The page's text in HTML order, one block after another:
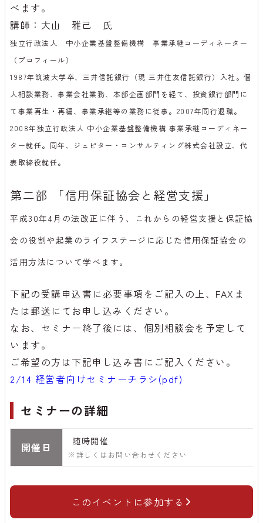
べます。
講師 ：大山 雅己 氏
独立行政法人 中小企業基盤整備機構 事業承継コーディネーター
（プロフィール）
1987年筑波大学卒、三井信託銀行（現 三井住友信託銀行）入社。個
人相談業務、事業会社業務、本部企画部門を経て、投資銀行部門に
て事業再生・再編、事業承継等の業務に従事。2007年同行退職。
2008年独立行政法人 中小企業基盤整備機構 事業承継コーディネー
ター就任。同年、ジュピター・コンサルティング株式会社設立、代
表取締役就任。
第二部 「信用保証協会と経営支援」
平成30年4月の法改正に伴う、これからの経営支援と保証協
会の役割や起業のライフステージに応じた信用保証協会の
活用方法について学べます。
下記の受講申込書に必要事項をご記入の上、FAXま
たは郵送にてお申し込みください。
なお、セミナー終了後には、個別相談会を予定して
います。
ご希望の方は下記申し込み書にご記入ください。
2/14 経営者向けセミナーチラシ(pdf)
セミナーの詳細
開催日 随時開催
※詳しくはお問い合わせください
このイベントに参加する